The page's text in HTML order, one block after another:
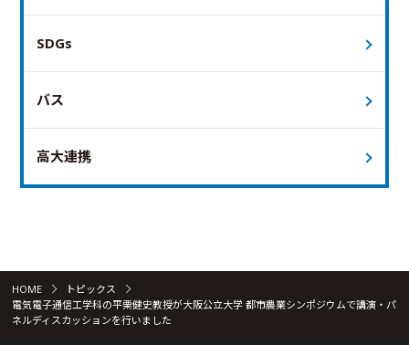
SDGs
バス
高大連携
HOME
トピックス
電気電子通信工学科の平栗健史教授が大阪公立大学 都市農業シンポジウムで講演・パ
ネルディスカッションを行いました